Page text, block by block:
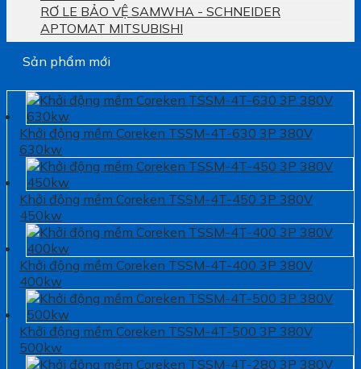
RƠ LE BẢO VỆ SAMWHA - SCHNEIDER
APTOMAT MITSUBISHI
Sản phẩm mới
Khởi động mềm Coreken TSSM-4T-630 3P 380V
630kw
Khởi động mềm Coreken TSSM-4T-450 3P 380V
450kw
Khởi động mềm Coreken TSSM-4T-400 3P 380V
400kw
Khởi động mềm Coreken TSSM-4T-500 3P 380V
500kw